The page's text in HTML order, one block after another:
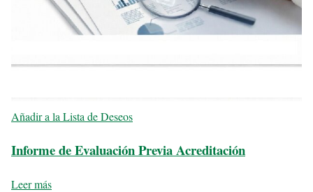
Añadir a la Lista de Deseos
Informe de Evaluación Previa Acreditación
Leer más